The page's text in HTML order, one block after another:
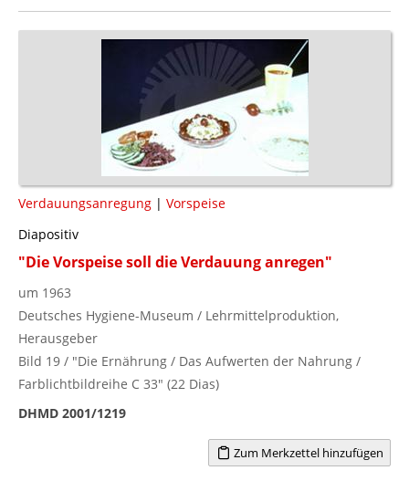
Verdauungsanregung | Vorspeise
Diapositiv
"Die Vorspeise soll die Verdauung anregen"
um 1963
Deutsches Hygiene-Museum / Lehrmittelproduktion,
Herausgeber
Bild 19 / "Die Ernährung / Das Aufwerten der Nahrung /
Farblichtbildreihe C 33" (22 Dias)
DHMD 2001/1219
Zum Merkzettel hinzufügen